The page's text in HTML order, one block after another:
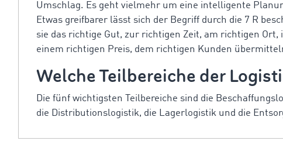
Umschlag. Es geht vielmehr um eine intelligente
Etwas greifbarer lässt sich der Begriff durch die 7 R
sie das richtige Gut, zur richtigen Zeit, am richtigen
einem richtigen Preis, dem richtigen Kunden
Welche Teilbereiche der
Die fünf wichtigsten Teilbereiche sind die
die Distributionslogistik, die Lagerlogistik und die